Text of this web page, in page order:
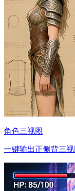
角色三视图
一键输出正侧背三